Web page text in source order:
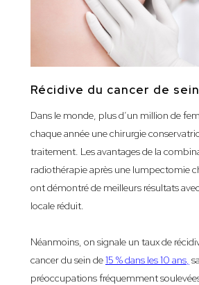
Récidive du cancer de sein
Dans le monde, plus d’un million de
chaque année une chirurgie
traitement. Les avantages de la
radiothérapie après une lumpectomie
ont démontré de meilleurs résultats
locale réduit.
Néanmoins, on signale un taux de
cancer du sein de15 % dans les 10 ans,
préoccupations fréquemment